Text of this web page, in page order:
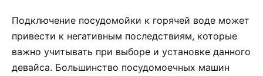
Подключение посудомойки к горячей воде может
привести к негативным последствиям, которые
важно учитывать при выборе и установке данного
девайса. Большинство посудомоечных машин